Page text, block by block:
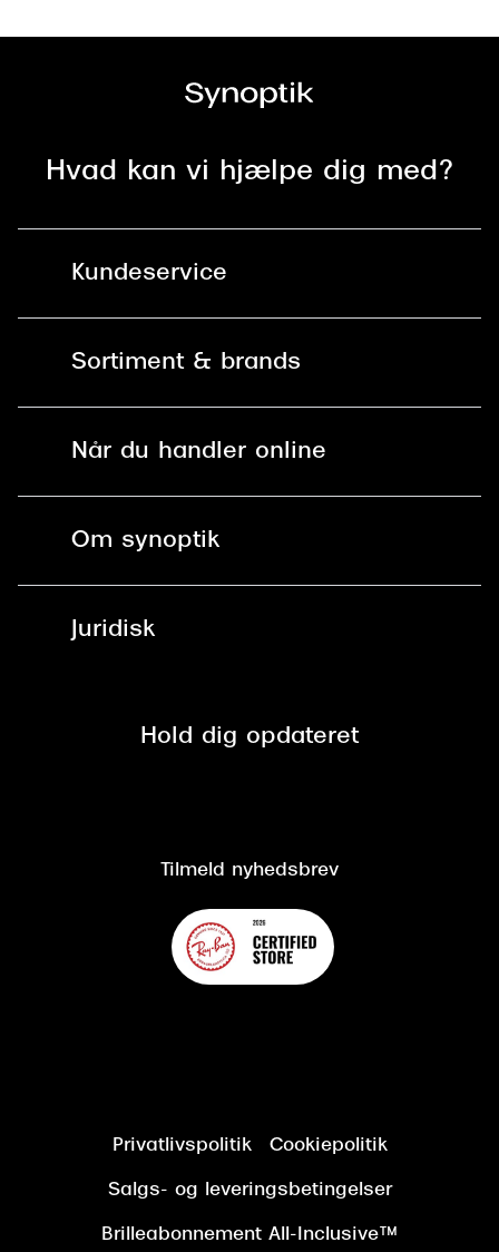
Hvad kan vi hjælpe dig med?
Kundeservice
Spørgsmål & svar (FAQ)
Brilleabonnement All-Inclusive™
Sortiment & brands
Brillerens
Når du handler online
Spørgsmål & svar (FAQ)
Om synoptik
Juridisk
Cookiepolitik
Hold dig opdateret
Tilmeld nyhedsbrev
Privatlivspolitik Cookiepolitik
Salgs- og leveringsbetingelser
Brilleabonnement All-Inclusive™